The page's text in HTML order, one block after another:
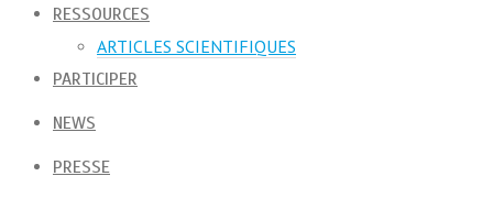
RESSOURCES
ARTICLES SCIENTIFIQUES
PARTICIPER
NEWS
PRESSE